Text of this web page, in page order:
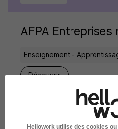
AFPA Entreprises
Enseignement -
Découvrir
Hellowork utilise des cookies